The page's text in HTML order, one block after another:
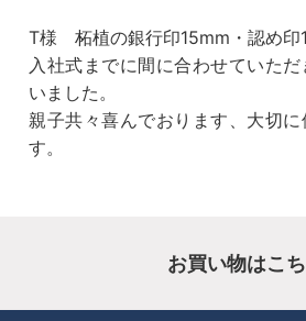
T様 柘植の銀行印15mm・認め印
入社式までに間に合わせていた
いました。
親子共々喜んでおります、大切に
す。
お買い物はこ